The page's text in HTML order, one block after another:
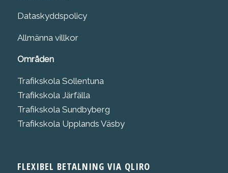
Dataskyddspolicy
Allmänna villkor
Områden
Trafikskola Sollentuna
Trafikskola Järfälla
Trafikskola Sundbyberg
Trafikskola Upplands Väsby
FLEXIBEL BETALNING VIA QLIRO